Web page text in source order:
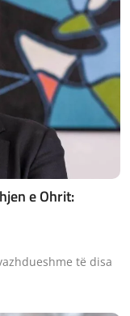
e Ohrit:
të disa